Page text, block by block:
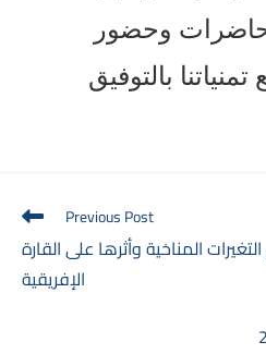
وحضور
بالتوفيق
Read
more
articles
Previous Post
المناخية وأثرها على القارة
الإفريقية